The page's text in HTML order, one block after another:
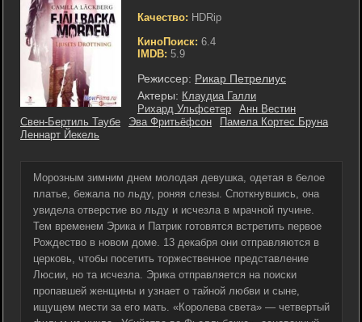
Качество: HDRip
КиноПоиск: 6.4
IMDB: 5.9
Режиссер: Рикар Петрелиус
Актеры: Клаудиа Галли
Рихард Ульфсетер
Анн Вестин
Свен-Бертиль Таубе
Эва Фритьёфсон
Памела Кортес Бруна
Леннарт Йекель
Морозным зимним днем молодая девушка, одетая в белое
платье, бежала по льду, роняя слезы. Споткнувшись, она
увидела отверстие во льду и исчезла в мрачной пучине.
Тем временем Эрика и Патрик готовятся встретить первое
Рождество в новом доме. 13 декабря они отправляются в
церковь, чтобы посетить торжественное представление
Люсии, но та исчезла. Эрика отправляется на поиски
пропавшей женщины и узнает о тайной любви и сыне,
ищущем мести за его мать. «Королева света» — четвертый